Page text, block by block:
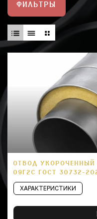
ФИЛЬТРЫ
ОТВОД УКОРОЧЕННЫЙ
09Г2С ГОСТ 30732-
ХАРАКТЕРИСТИКИ